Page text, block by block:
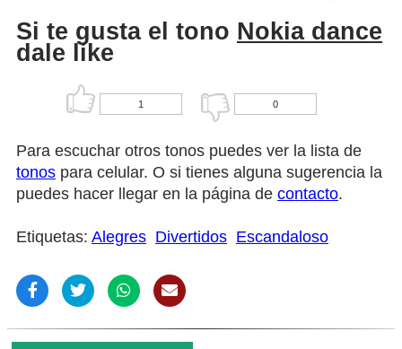
Si te gusta el tono Nokia dance
dale like
1 0
Para escuchar otros tonos puedes ver la lista de
tonos para celular. O si tienes alguna sugerencia la
puedes hacer llegar en la página de contacto.
Etiquetas: Alegres Divertidos Escandaloso